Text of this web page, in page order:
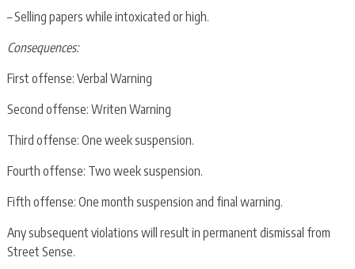
– Selling papers while intoxicated or high.
Consequences:
First offense: Verbal Warning
Second offense: Writen Warning
Third offense: One week suspension.
Fourth offense: Two week suspension.
Fifth offense: One month suspension and final warning.
Any subsequent violations will result in permanent dismissal from
Street Sense.